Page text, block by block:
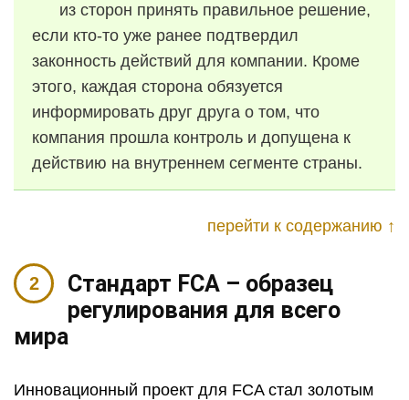
из сторон принять правильное решение,
если кто-то уже ранее подтвердил
законность действий для компании. Кроме
этого, каждая сторона обязуется
информировать друг друга о том, что
компания прошла контроль и допущена к
действию на внутреннем сегменте страны.
перейти к содержанию ↑
Стандарт FCA – образец
регулирования для всего
мира
Инновационный проект для FCA стал золотым